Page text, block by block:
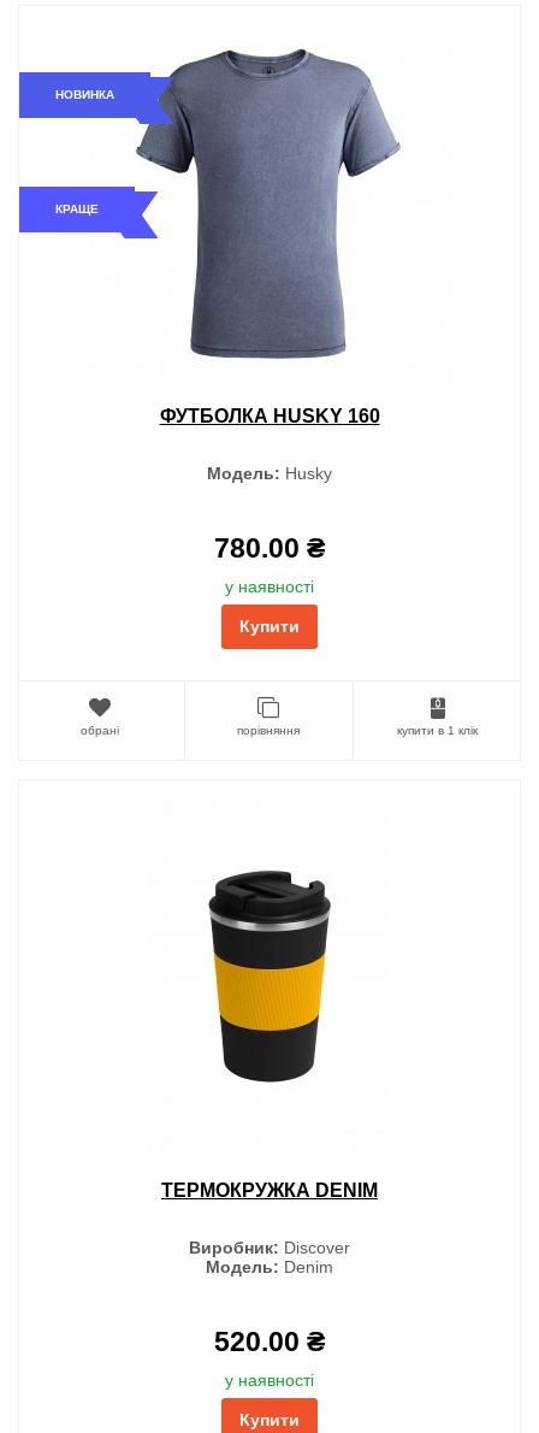
НОВИНКА
КРАЩЕ
ФУТБОЛКА HUSKY 160
Модель: Husky
780.00 ₴
у наявності
Купити
обрані порівняння купити в 1 клік
ТЕРМОКРУЖКА DENIM
Виробник: Discover
Модель: Denim
520.00 ₴
у наявності
Купити